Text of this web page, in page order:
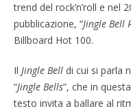
trend del rock’n’roll e nel
pubblicazione, “Jingle Bell
Billboard Hot 100.
Il Jingle Bell di cui si parla
“Jingle Bells”, che in
testo invita a ballare al